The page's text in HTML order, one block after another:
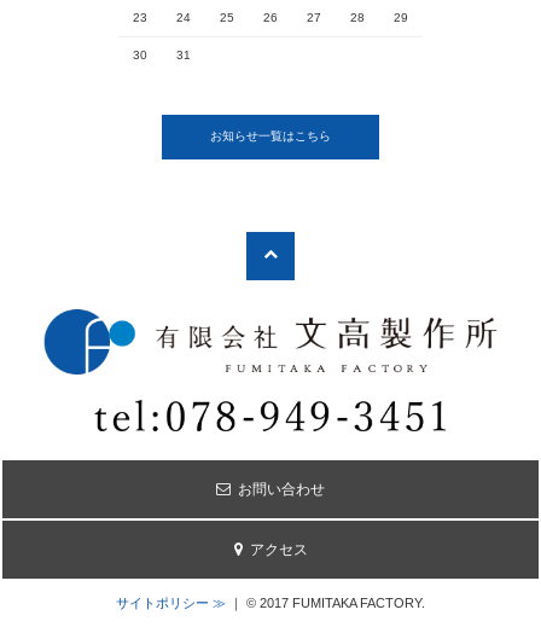
23 24 25 26 27 28 29
30 31
お知らせ一覧はこちら
お問い合わせ
アクセス
サイトポリシー ≫ ｜ © 2017 FUMITAKA FACTORY.